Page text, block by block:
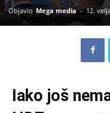
Objavio Mega media - 12.
Iako još